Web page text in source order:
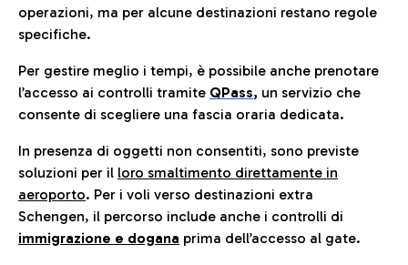
operazioni, ma per alcune destinazioni restano regole
specifiche.
Per gestire meglio i tempi, è possibile anche prenotare
l’accesso ai controlli tramite QPass, un servizio che
consente di scegliere una fascia oraria dedicata.
In presenza di oggetti non consentiti, sono previste
soluzioni per il loro smaltimento direttamente in
aeroporto. Per i voli verso destinazioni extra
Schengen, il percorso include anche i controlli di
immigrazione e dogana prima dell’accesso al gate.